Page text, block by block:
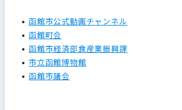
函館市公式動画チャンネル
函館町会
函館市経済部食産業振興課
市立函館博物館
函館市議会